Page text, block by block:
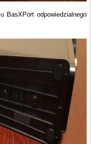
BasXPort odpowiedzialnego